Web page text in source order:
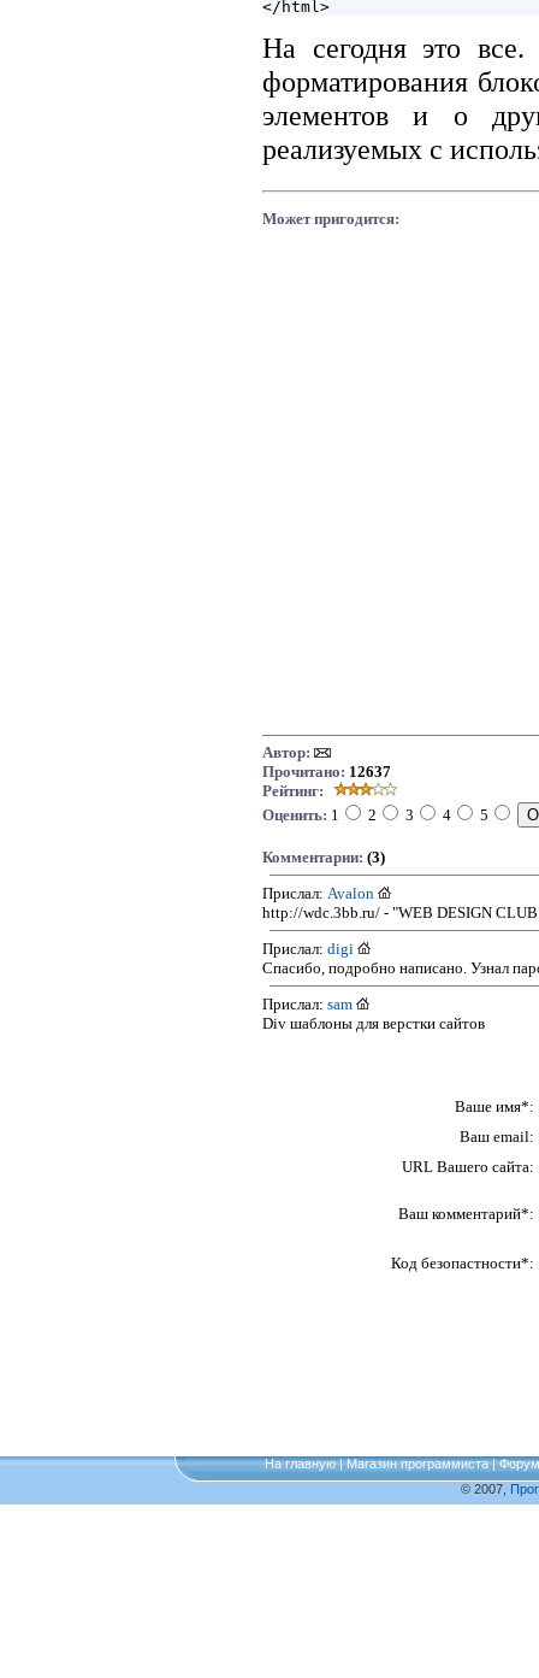
На сегодня это
форматирования
элементов и о
реализуемых с
Может пригодится:
Автор:
Прочитано: 12637
Рейтинг:
Оценить: 1 2 3 4 5
Комментарии: (3)
Прислал: Avalon
http://wdc.3bb.ru/ - "WEB DESIGN
Прислал: digi
Спасибо, подробно написано. Узнал
Прислал: sam
Div шаблоны для верстки сайтов
Ваше имя*:
Ваш email:
URL Вашего сайта:
Ваш комментарий*:
Код безопастности*:
На главную|Магазин программиста|Форум
© 2007,